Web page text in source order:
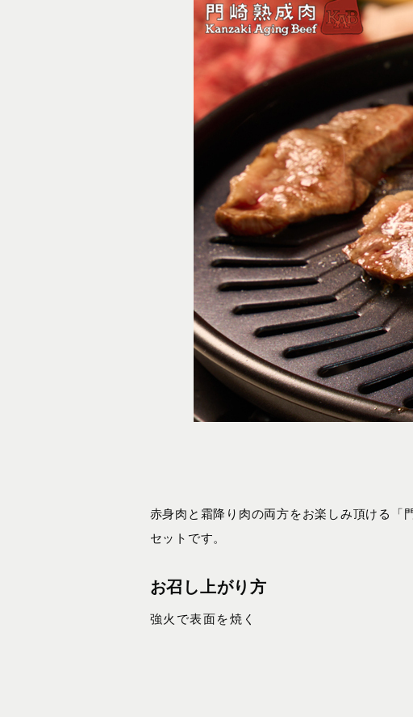
赤身肉と霜降り肉の両方をお楽しみ頂ける「
セットです。
お召し上がり方
強火で表面を焼く